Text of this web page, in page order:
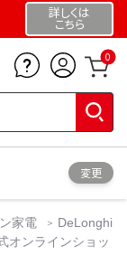
詳しくは
こちら
0
変更
家電
DeLonghi
ンラインショッ